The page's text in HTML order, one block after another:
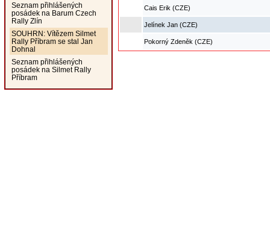
Seznam přihlášených
posádek na Barum Czech
Rally Zlín
SOUHRN: Vítězem Silmet
Rally Příbram se stal Jan
Dohnal
Seznam přihlášených
posádek na Silmet Rally
Příbram
Cais Erik (CZE)
Jelínek Jan (CZE)
Pokorný Zdeněk (CZE)